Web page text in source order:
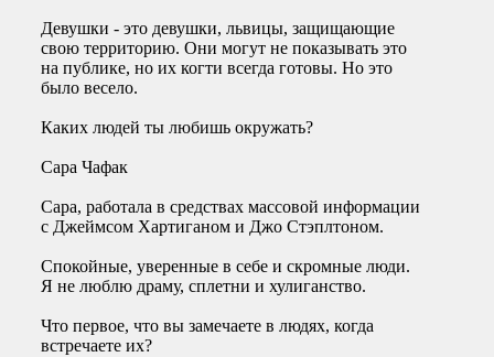
Девушки - это девушки, львицы, защищающие
свою территорию. Они могут не показывать это
на публике, но их когти всегда готовы. Но это
было весело.
Каких людей ты любишь окружать?
Сара Чафак
Сара, работала в средствах массовой информации
с Джеймсом Хартиганом и Джо Стэплтоном.
Спокойные, уверенные в себе и скромные люди.
Я не люблю драму, сплетни и хулиганство.
Что первое, что вы замечаете в людях, когда
встречаете их?